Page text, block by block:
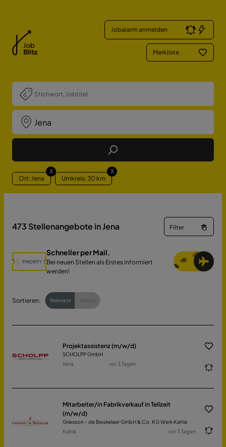
Jobalarm anmelden
Merkliste
Job Finden
Ort: Jena
X
Umkreis: 30 km
X
473 Stellenangebote in Jena Filter
Schneller per Mail.
Bei neuen Stellen als Erstes informiert
werden!
Sortieren: Relevanz Datum
Projektassistenz (m/w/d)
SCHOLPP GmbH
Jena
vor 3 Tagen
Mitarbeiter/in Fabrikverkauf in Teilzeit
(m/w/d)
Griesson - de Beukelaer GmbH & Co. KG Werk Kahla
Kahla
vor 3 Tagen